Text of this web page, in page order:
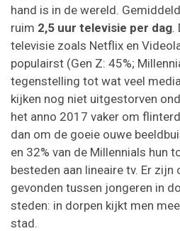
hand is in de wereld.
ruim 2,5 uur televisie per dag.
televisie zoals Netflix en
populairst (Gen Z: 45%;
tegenstelling tot wat veel
kijken nog niet uitgestorven
het anno 2017 vaker om
dan om de goeie ouwe
en 32% van de Millennials hun
besteden aan lineaire tv. Er zijn
gevonden tussen jongeren in
steden: in dorpen kijkt men
stad.